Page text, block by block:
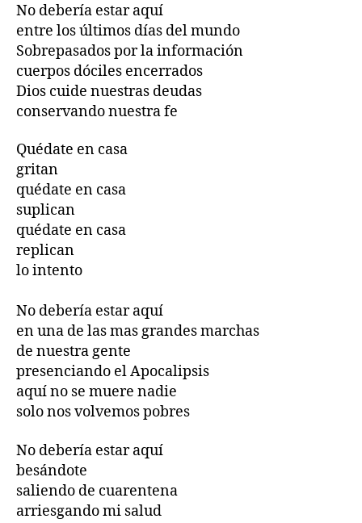
No debería estar aquí
entre los últimos días del mundo
Sobrepasados por la información
cuerpos dóciles encerrados
Dios cuide nuestras deudas
conservando nuestra fe
Quédate en casa
gritan
quédate en casa
suplican
quédate en casa
replican
lo intento
No debería estar aquí
en una de las mas grandes marchas
de nuestra gente
presenciando el Apocalipsis
aquí no se muere nadie
solo nos volvemos pobres
No debería estar aquí
besándote
saliendo de cuarentena
arriesgando mi salud